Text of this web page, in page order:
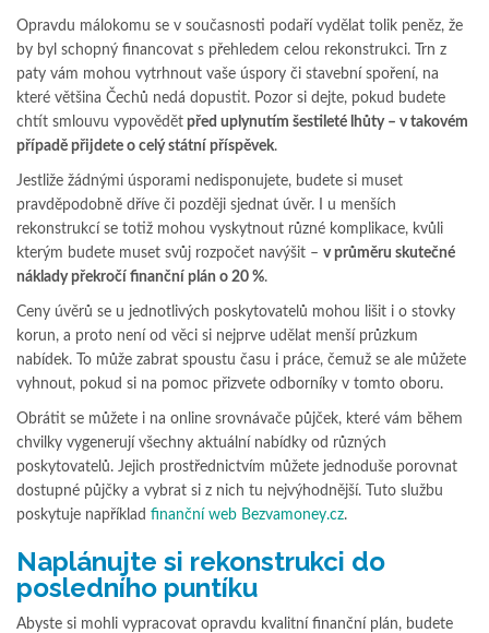
Opravdu málokomu se v současnosti podaří vydělat tolik peněz, že
by byl schopný financovat s přehledem celou rekonstrukci. Trn z
paty vám mohou vytrhnout vaše úspory či stavební spoření, na
které většina Čechů nedá dopustit. Pozor si dejte, pokud budete
chtít smlouvu vypovědět před uplynutím šestileté lhůty – v takovém
případě přijdete o celý státní příspěvek.
Jestliže žádnými úsporami nedisponujete, budete si muset
pravděpodobně dříve či později sjednat úvěr. I u menších
rekonstrukcí se totiž mohou vyskytnout různé komplikace, kvůli
kterým budete muset svůj rozpočet navýšit – v průměru skutečné
náklady překročí finanční plán o 20 %.
Ceny úvěrů se u jednotlivých poskytovatelů mohou lišit i o stovky
korun, a proto není od věci si nejprve udělat menší průzkum
nabídek. To může zabrat spoustu času i práce, čemuž se ale můžete
vyhnout, pokud si na pomoc přizvete odborníky v tomto oboru.
Obrátit se můžete i na online srovnávače půjček, které vám během
chvilky vygenerují všechny aktuální nabídky od různých
poskytovatelů. Jejich prostřednictvím můžete jednoduše porovnat
dostupné půjčky a vybrat si z nich tu nejvýhodnější. Tuto službu
poskytuje například finanční web Bezvamoney.cz.
Naplánujte si rekonstrukci do
posledního puntíku
Abyste si mohli vypracovat opravdu kvalitní finanční plán, budete